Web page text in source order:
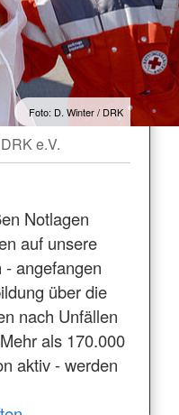
Foto: D. Winter / DRK
e.V.
Notlagen
auf unsere
angefangen
über die
nach Unfällen
als 170.000
aktiv - werden